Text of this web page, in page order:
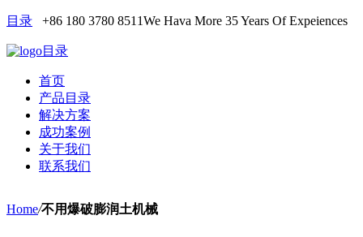
目录 +86 180 3780 8511We Hava More 35 Years Of Expeiences
目录
首页
产品目录
解决方案
成功案例
关于我们
联系我们
Home/不用爆破膨润土机械